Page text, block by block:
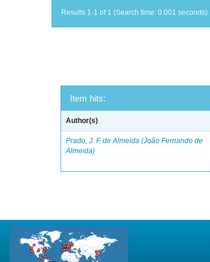
Results 1-1 of 1 (Search time: 0.001 seconds).
Item hits:
Author(s)
Prado, J. F. de Almeida (João Fernando de
Almeida)